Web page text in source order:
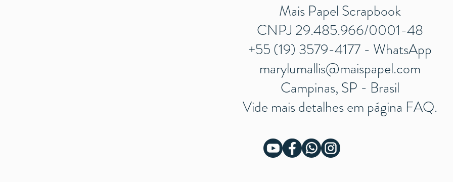
Mais Papel Scrapbook
CNPJ 29.485.966/0001-48
+55 (19) 3579-4177 - WhatsApp
marylumallis@maispapel.com
Campinas, SP - Brasil
Vide mais detalhes em página FAQ.